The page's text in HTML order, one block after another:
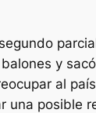
y
al
una posible